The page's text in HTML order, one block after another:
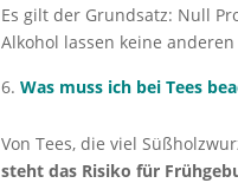
Es gilt der Grundsatz: Null
Alkohol lassen keine
Was muss ich bei Tees
Von Tees, die viel
steht das Risiko für